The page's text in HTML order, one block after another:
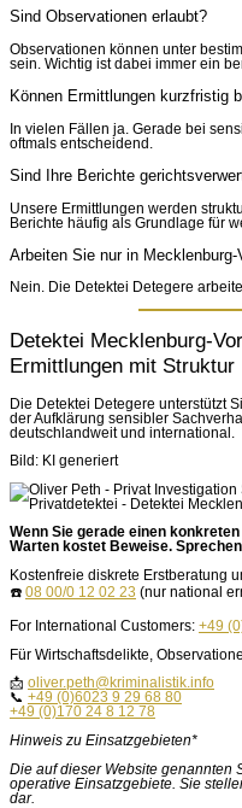
Sind Observationen erlaubt?
Observationen können unter
sein. Wichtig ist dabei immer ein
Können Ermittlungen kurzfristig
In vielen Fällen ja. Gerade bei
oftmals entscheidend.
Sind Ihre Berichte
Unsere Ermittlungen werden
Berichte häufig als Grundlage für
Arbeiten Sie nur in Mecklenburg-
Nein. Die Detektei Detegere
Detektei Mecklenburg-
Ermittlungen mit Struktur
Die Detektei Detegere unterstützt
der Aufklärung sensibler
deutschlandweit und international.
Bild: KI generiert
Wenn Sie gerade einen
Warten kostet Beweise.
Kostenfreie diskrete Erstberatung
☎️ 08 00/0 12 02 23 (nur national
For International Customers: +49
Für Wirtschaftsdelikte,
📩 oliver.peth@kriminalistik.info
📞 +49 (0)6023 9 29 68 80
+49 (0)170 24 8 12 78
Hinweis zu Einsatzgebieten*
Die auf dieser Website genannten
operative Einsatzgebiete. Sie
dar.